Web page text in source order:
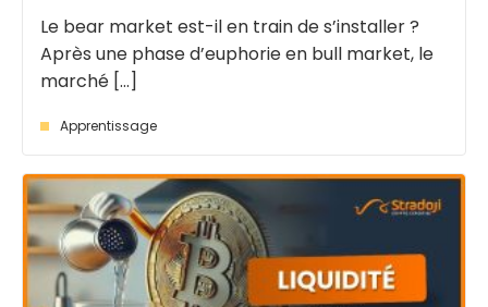
Le bear market est-il en train de s’installer ?
Après une phase d’euphorie en bull market, le
marché [...]
Apprentissage